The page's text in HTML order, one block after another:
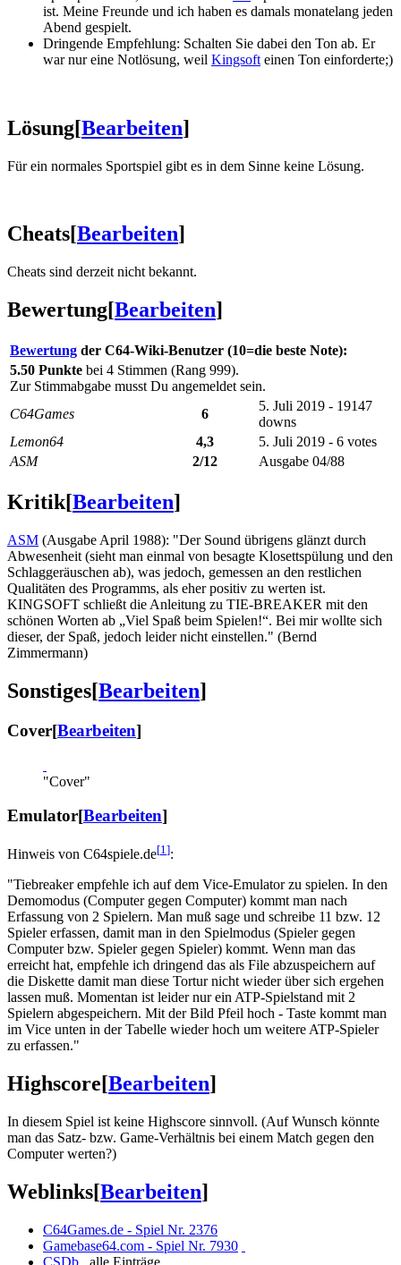
ist. Meine Freunde und ich haben es damals monatelang jeden
Abend gespielt.
Dringende Empfehlung: Schalten Sie dabei den Ton ab. Er
war nur eine Notlösung, weil Kingsoft einen Ton einforderte;)
Lösung[Bearbeiten]
Für ein normales Sportspiel gibt es in dem Sinne keine Lösung.
Cheats[Bearbeiten]
Cheats sind derzeit nicht bekannt.
Bewertung[Bearbeiten]
Bewertung der C64-Wiki-Benutzer (10=die beste Note):
5.50 Punkte bei 4 Stimmen (Rang 999).
Zur Stimmabgabe musst Du angemeldet sein.
C64Games
6
5. Juli 2019 - 19147
downs
Lemon64
4,3
5. Juli 2019 - 6 votes
ASM
2/12 Ausgabe 04/88
Kritik[Bearbeiten]
ASM (Ausgabe April 1988): "Der Sound übrigens glänzt durch
Abwesenheit (sieht man einmal von besagte Klosettspülung und den
Schlaggeräuschen ab), was jedoch, gemessen an den restlichen
Qualitäten des Programms, als eher positiv zu werten ist.
KINGSOFT schließt die Anleitung zu TIE-BREAKER mit den
schönen Worten ab „Viel Spaß beim Spielen!“. Bei mir wollte sich
dieser, der Spaß, jedoch leider nicht einstellen." (Bernd
Zimmermann)
Sonstiges[Bearbeiten]
Cover[Bearbeiten]
"Cover"
Emulator[Bearbeiten]
Hinweis von C64spiele.de[1 ]:
"Tiebreaker empfehle ich auf dem Vice-Emulator zu spielen. In den
Demomodus (Computer gegen Computer) kommt man nach
Erfassung von 2 Spielern. Man muß sage und schreibe 11 bzw. 12
Spieler erfassen, damit man in den Spielmodus (Spieler gegen
Computer bzw. Spieler gegen Spieler) kommt. Wenn man das
erreicht hat, empfehle ich dringend das als File abzuspeichern auf
die Diskette damit man diese Tortur nicht wieder über sich ergehen
lassen muß. Momentan ist leider nur ein ATP-Spielstand mit 2
Spielern abgespeichern. Mit der Bild Pfeil hoch - Taste kommt man
im Vice unten in der Tabelle wieder hoch um weitere ATP-Spieler
zu erfassen."
Highscore[Bearbeiten]
In diesem Spiel ist keine Highscore sinnvoll. (Auf Wunsch könnte
man das Satz- bzw. Game-Verhältnis bei einem Match gegen den
Computer werten?)
Weblinks[Bearbeiten]
C64Games.de - Spiel Nr. 2376
Gamebase64.com - Spiel Nr. 7930
CSDb
alle Einträge